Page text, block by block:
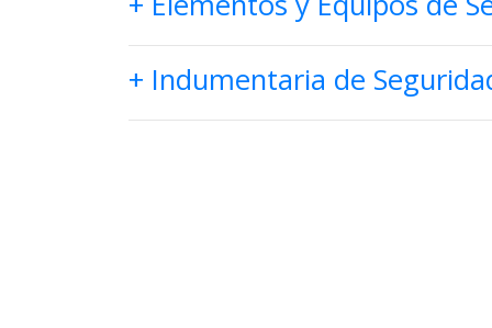
+ Indumentaria de